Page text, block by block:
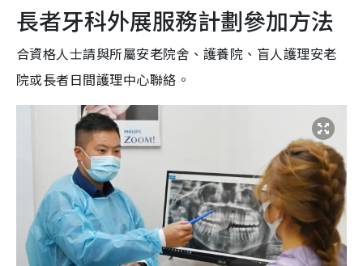
長者牙科外展服務計劃參加方法
合資格人士請與所屬安老院舍、護養院、盲人護理安老
院或長者日間護理中心聯絡。